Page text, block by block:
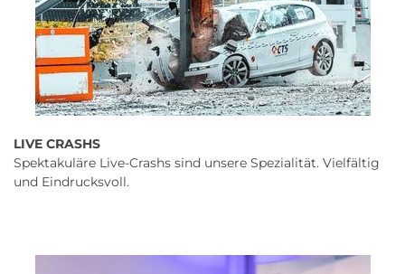
LIVE CRASHS
Spektakuläre Live-Crashs sind unsere Spezialität. Vielfältig
und Eindrucksvoll.